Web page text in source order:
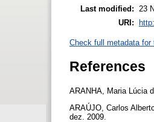
Last modified:
23
URI:
Check full metadata for
References
ARANHA, Maria Lúcia
ARAÚJO, Carlos
dez. 2009.